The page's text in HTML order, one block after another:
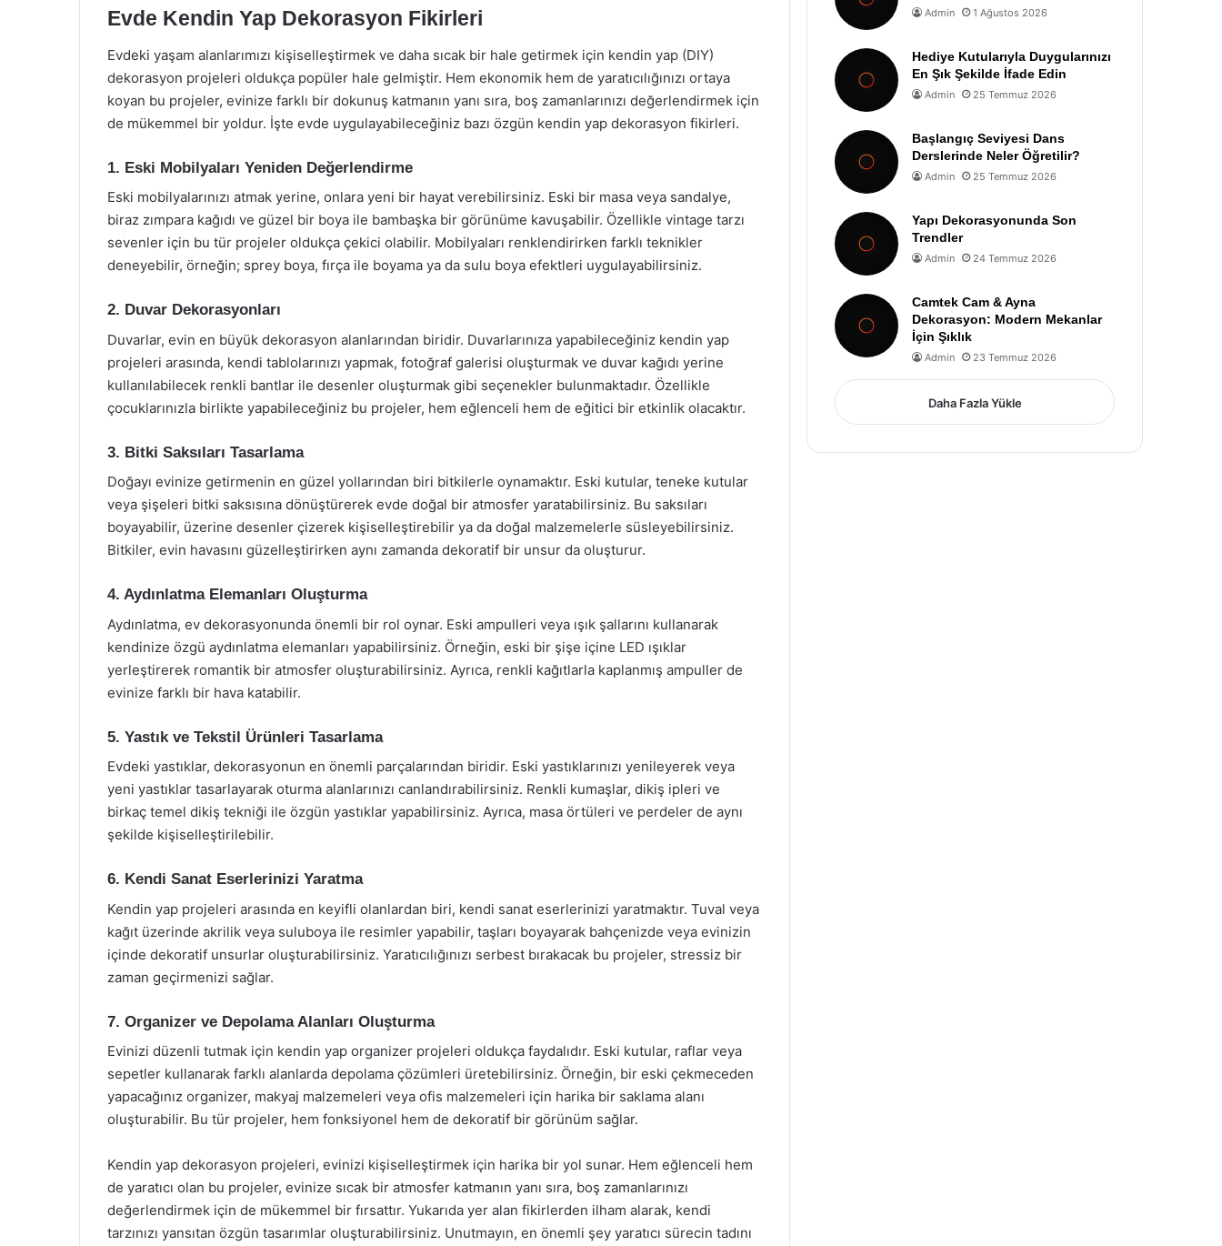
Evde Kendin Yap Dekorasyon Fikirleri
Evdeki yaşam alanlarımızı kişiselleştirmek ve daha sıcak bir hale getirmek için kendin yap (DIY)
dekorasyon projeleri oldukça popüler hale gelmiştir. Hem ekonomik hem de yaratıcılığınızı ortaya
koyan bu projeler, evinize farklı bir dokunuş katmanın yanı sıra, boş zamanlarınızı değerlendirmek için
de mükemmel bir yoldur. İşte evde uygulayabileceğiniz bazı özgün kendin yap dekorasyon fikirleri.
1. Eski Mobilyaları Yeniden Değerlendirme
Eski mobilyalarınızı atmak yerine, onlara yeni bir hayat verebilirsiniz. Eski bir masa veya sandalye,
biraz zımpara kağıdı ve güzel bir boya ile bambaşka bir görünüme kavuşabilir. Özellikle vintage tarzı
sevenler için bu tür projeler oldukça çekici olabilir. Mobilyaları renklendirirken farklı teknikler
deneyebilir, örneğin; sprey boya, fırça ile boyama ya da sulu boya efektleri uygulayabilirsiniz.
2. Duvar Dekorasyonları
Duvarlar, evin en büyük dekorasyon alanlarından biridir. Duvarlarınıza yapabileceğiniz kendin yap
projeleri arasında, kendi tablolarınızı yapmak, fotoğraf galerisi oluşturmak ve duvar kağıdı yerine
kullanılabilecek renkli bantlar ile desenler oluşturmak gibi seçenekler bulunmaktadır. Özellikle
çocuklarınızla birlikte yapabileceğiniz bu projeler, hem eğlenceli hem de eğitici bir etkinlik olacaktır.
3. Bitki Saksıları Tasarlama
Doğayı evinize getirmenin en güzel yollarından biri bitkilerle oynamaktır. Eski kutular, teneke kutular
veya şişeleri bitki saksısına dönüştürerek evde doğal bir atmosfer yaratabilirsiniz. Bu saksıları
boyayabilir, üzerine desenler çizerek kişiselleştirebilir ya da doğal malzemelerle süsleyebilirsiniz.
Bitkiler, evin havasını güzelleştirirken aynı zamanda dekoratif bir unsur da oluşturur.
4. Aydınlatma Elemanları Oluşturma
Aydınlatma, ev dekorasyonunda önemli bir rol oynar. Eski ampulleri veya ışık şallarını kullanarak
kendinize özgü aydınlatma elemanları yapabilirsiniz. Örneğin, eski bir şişe içine LED ışıklar
yerleştirerek romantik bir atmosfer oluşturabilirsiniz. Ayrıca, renkli kağıtlarla kaplanmış ampuller de
evinize farklı bir hava katabilir.
5. Yastık ve Tekstil Ürünleri Tasarlama
Evdeki yastıklar, dekorasyonun en önemli parçalarından biridir. Eski yastıklarınızı yenileyerek veya
yeni yastıklar tasarlayarak oturma alanlarınızı canlandırabilirsiniz. Renkli kumaşlar, dikiş ipleri ve
birkaç temel dikiş tekniği ile özgün yastıklar yapabilirsiniz. Ayrıca, masa örtüleri ve perdeler de aynı
şekilde kişiselleştirilebilir.
6. Kendi Sanat Eserlerinizi Yaratma
Kendin yap projeleri arasında en keyifli olanlardan biri, kendi sanat eserlerinizi yaratmaktır. Tuval veya
kağıt üzerinde akrilik veya suluboya ile resimler yapabilir, taşları boyayarak bahçenizde veya evinizin
içinde dekoratif unsurlar oluşturabilirsiniz. Yaratıcılığınızı serbest bırakacak bu projeler, stressiz bir
zaman geçirmenizi sağlar.
7. Organizer ve Depolama Alanları Oluşturma
Evinizi düzenli tutmak için kendin yap organizer projeleri oldukça faydalıdır. Eski kutular, raflar veya
sepetler kullanarak farklı alanlarda depolama çözümleri üretebilirsiniz. Örneğin, bir eski çekmeceden
yapacağınız organizer, makyaj malzemeleri veya ofis malzemeleri için harika bir saklama alanı
oluşturabilir. Bu tür projeler, hem fonksiyonel hem de dekoratif bir görünüm sağlar.
Kendin yap dekorasyon projeleri, evinizi kişiselleştirmek için harika bir yol sunar. Hem eğlenceli hem
de yaratıcı olan bu projeler, evinize sıcak bir atmosfer katmanın yanı sıra, boş zamanlarınızı
değerlendirmek için de mükemmel bir fırsattır. Yukarıda yer alan fikirlerden ilham alarak, kendi
tarzınızı yansıtan özgün tasarımlar oluşturabilirsiniz. Unutmayın, en önemli şey yaratıcı sürecin tadını
Admin 1 Ağustos 2026
Hediye Kutularıyla Duygularınızı
En Şık Şekilde İfade Edin
Admin 25 Temmuz 2026
Başlangıç Seviyesi Dans
Derslerinde Neler Öğretilir?
Admin 25 Temmuz 2026
Yapı Dekorasyonunda Son
Trendler
Admin 24 Temmuz 2026
Camtek Cam & Ayna
Dekorasyon: Modern Mekanlar
İçin Şıklık
Admin 23 Temmuz 2026
Daha Fazla Yükle